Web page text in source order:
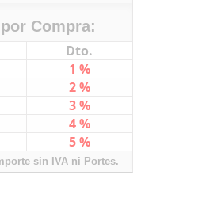
Compra:
Dto.
1 %
2 %
3 %
4 %
5 %
sin IVA ni Portes.